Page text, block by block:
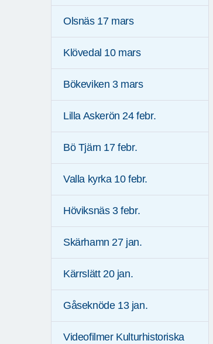
Olsnäs 17 mars
Klövedal 10 mars
Bökeviken 3 mars
Lilla Askerön 24 febr.
Bö Tjärn 17 febr.
Valla kyrka 10 febr.
Höviksnäs 3 febr.
Skärhamn 27 jan.
Kärrslätt 20 jan.
Gåseknöde 13 jan.
Videofilmer Kulturhistoriska